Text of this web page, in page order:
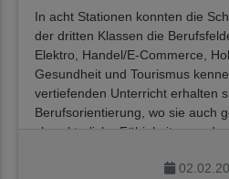
In acht Stationen konnten die
der dritten Klassen die
Elektro, Handel/E-Commerce,
Gesundheit und Tourismus
vertiefenden Unterricht erhalten
Berufsorientierung, wo sie auch
charakterliche Fähigkeiten zu
Auftaktveranstaltung zur